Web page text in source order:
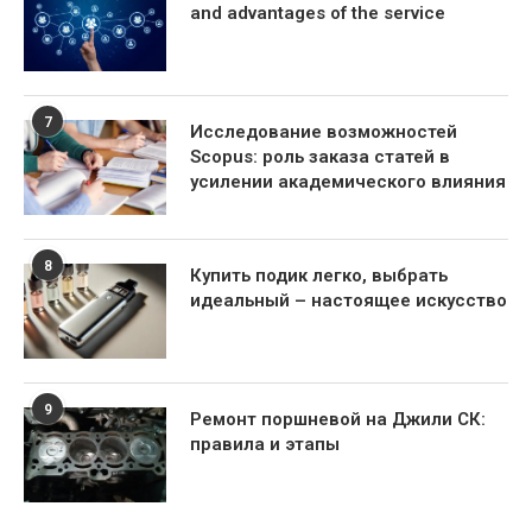
and advantages of the service
7
Исследование возможностей
Scopus: роль заказа статей в
усилении академического влияния
8
Купить подик легко, выбрать
идеальный – настоящее искусство
9
Ремонт поршневой на Джили СК:
правила и этапы